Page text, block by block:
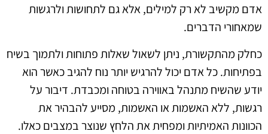
אדם מקשיב לא רק למילים, אלא גם לתחושות ולרגשות
שמאחורי הדברים.
כחלק מהתקשורת, ניתן לשאול שאלות פתוחות ולתמוך בשיח
בפתיחות. כל אדם יכול להרגיש יותר נוח להגיב כאשר הוא
יודע שהשיח מתנהל באווירה בטוחה ומכבדת. דיבור על
רגשות, ללא האשמות או האשמות, מסייע להבהיר את
הכוונות האמיתיות ומפחית את הלחץ שנוצר במצבים כאלו.